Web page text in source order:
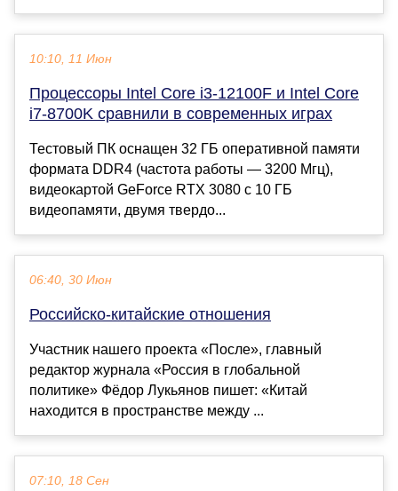
10:10, 11 Июн
Процессоры Intel Core i3-12100F и Intel Core
i7-8700K сравнили в современных играх
Тестовый ПК оснащен 32 ГБ оперативной памяти
формата DDR4 (частота работы — 3200 Мгц),
видеокартой GeForce RTX 3080 с 10 ГБ
видеопамяти, двумя твердо...
06:40, 30 Июн
Российско-китайские отношения
Участник нашего проекта «После», главный
редактор журнала «Россия в глобальной
политике» Фёдор Лукьянов пишет: «Китай
находится в пространстве между ...
07:10, 18 Сен